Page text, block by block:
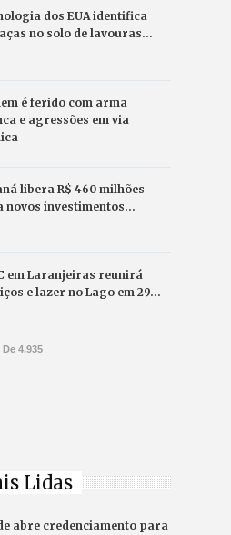
dos EUA identifica
no solo de lavouras…
é ferido com arma
e agressões em via
libera R$ 460 milhões
novos investimentos…
em Laranjeiras reunirá
e lazer no Lago em 29…
De 4.935
Lidas
abre credenciamento para